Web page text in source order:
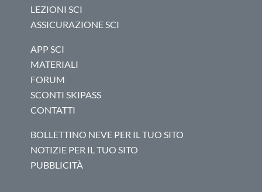
LEZIONI SCI
ASSICURAZIONE SCI
APP SCI
MATERIALI
FORUM
SCONTI SKIPASS
CONTATTI
BOLLETTINO NEVE PER IL TUO SITO
NOTIZIE PER IL TUO SITO
PUBBLICITÀ